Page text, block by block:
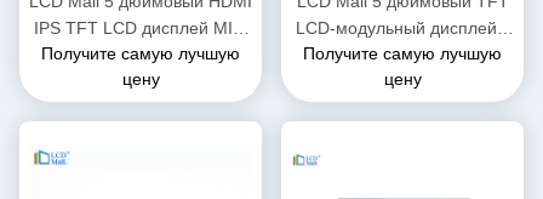
IPS TFT LCD дисплей MIPI
4L Интерфейс
Получите самую лучшую
цену
LCD-модульный дисплей с
сенсорной панелью CTP
IPS 400cd/M2
Получите самую лучшую
цену